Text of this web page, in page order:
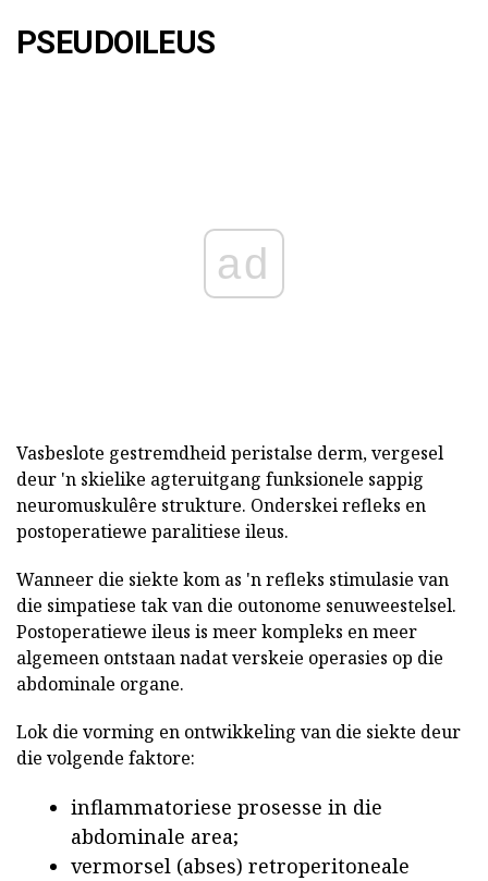
PSEUDOILEUS
ad
Vasbeslote gestremdheid peristalse derm, vergesel
deur 'n skielike agteruitgang funksionele sappig
neuromuskulêre strukture. Onderskei refleks en
postoperatiewe paralitiese ileus.
Wanneer die siekte kom as 'n refleks stimulasie van
die simpatiese tak van die outonome senuweestelsel.
Postoperatiewe ileus is meer kompleks en meer
algemeen ontstaan nadat verskeie operasies op die
abdominale organe.
Lok die vorming en ontwikkeling van die siekte deur
die volgende faktore:
inflammatoriese prosesse in die
abdominale area;
vermorsel (abses) retroperitoneale